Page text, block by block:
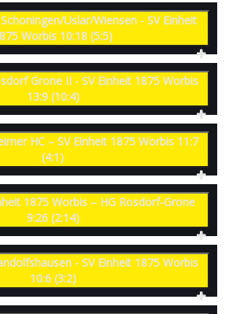
Uslar/Wiensen - SV Einheit
1875 Worbis 10:18 (5:5)
Grone II - SV Einheit 1875 Worbis
13:9 (10:4)
HC – SV Einheit 1875 Worbis 11:7
(4:1)
1875 Worbis – HG Rosdorf-Grone
9:26 (2:14)
- SV Einheit 1875 Worbis
10:6 (3:2)